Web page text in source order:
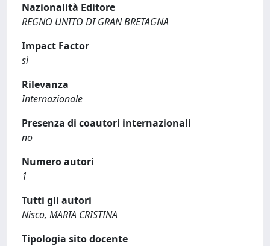
Nazionalità Editore
REGNO UNITO DI GRAN BRETAGNA
Impact Factor
sì
Rilevanza
Internazionale
Presenza di coautori internazionali
no
Numero autori
1
Tutti gli autori
Nisco, MARIA CRISTINA
Tipologia sito docente